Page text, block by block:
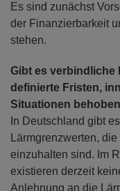
Es sind zunächst
der Finanzierbarkeit
stehen.
Gibt es verbindliche
definierte Fristen,
Situationen
In Deutschland gibt
Lärmgrenzwerten,
einzuhalten sind. Im
existieren derzeit
Anlehnung an die